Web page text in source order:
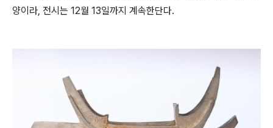
양이라, 전시는 12월 13일까지 계속한단다.